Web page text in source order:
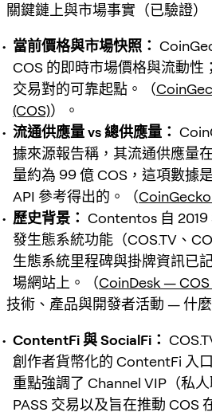
關鍵鏈上與市場事實（已驗證）
當前價格與市場快照：
COS 的即時市場價格與流動性
交易對的可靠起點。（
(COS)）。
流通供應量 vs 總供應量：
據來源報告稱，其流通供應量
量約為 99 億 COS，這項數據
API 參考得出的。（
歷史背景： Contentos 自
發生態系統功能（COS.TV、
生態系統里程碑與掛牌資訊已
場網站上。（CoinDesk —
技術、產品與開發者活動 — 什
ContentFi 與 SocialFi：
創作者貨幣化的 ContentFi 入
重點強調了 Channel VIP（私
PASS 交易以及旨在推動 COS